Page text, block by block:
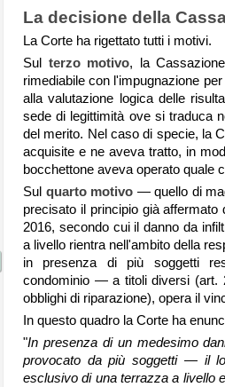
La decisione della
La Corte ha rigettato tutti i motivi.
Sul terzo motivo, la
rimediabile con l'impugnazione
alla valutazione logica delle
sede di legittimità ove si traduca
del merito. Nel caso di specie, la
acquisite e ne aveva tratto, in
bocchettone aveva operato quale
Sul quarto motivo — quello di
precisato il principio già
2016, secondo cui il danno da
a livello rientra nell'ambito della
in presenza di più soggetti
condominio — a titoli diversi (art.
obblighi di riparazione), opera il
In questo quadro la Corte ha
"In presenza di un medesimo
provocato da più soggetti — il
esclusivo di una terrazza a livello